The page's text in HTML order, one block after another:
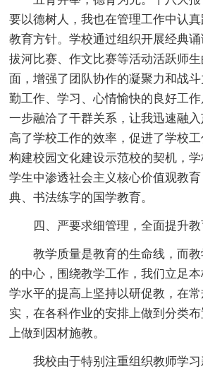
要以德树人，我也在管理工作中认
教育方针。学校通过组织开展经典诵
拔河比赛、作文比赛等活动活跃师
面，增强了团队协作的凝聚力和战
勤工作、学习、心情愉快的良好工
一步融洽了干群关系，让我迅速融
高了学校工作的效率，促进了学校
构建校园文化建设示范校的契机，
学生中渗透社会主义核心价值观教
典、书法练字的国学教育。
四、严要求细管理，全面提升
教学质量是教育的生命线，而
的中心，围绕教学工作，我们立足
学水平的提高上坚持以研促教，在
实，在各科作业的安排上做到分类
上做到因材施教。
我校由于特别注重组织教师学